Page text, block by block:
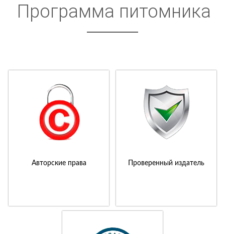
Программа питомника
Авторские права Проверенный издатель